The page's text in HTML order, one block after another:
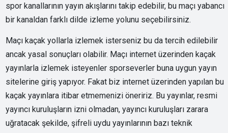
spor kanallarının yayın akışlarını takip edebilir, bu maçı yabancı
bir kanaldan farklı dilde izleme yolunu seçebilirsiniz.
Maçı kaçak yollarla izlemek isterseniz bu da tercih edilebilir
ancak yasal sonuçları olabilir. Maçı internet üzerinden kaçak
yayınlarla izlemek isteyenler sporseverler buna uygun yayın
sitelerine giriş yapıyor. Fakat biz internet üzerinden yapılan bu
kaçak yayınlara itibar etmemenizi öneririz. Bu yayınlar, resmi
yayıncı kuruluşların izni olmadan, yayıncı kuruluşları zarara
uğratacak şekilde, şifreli uydu yayınlarının bazı teknik